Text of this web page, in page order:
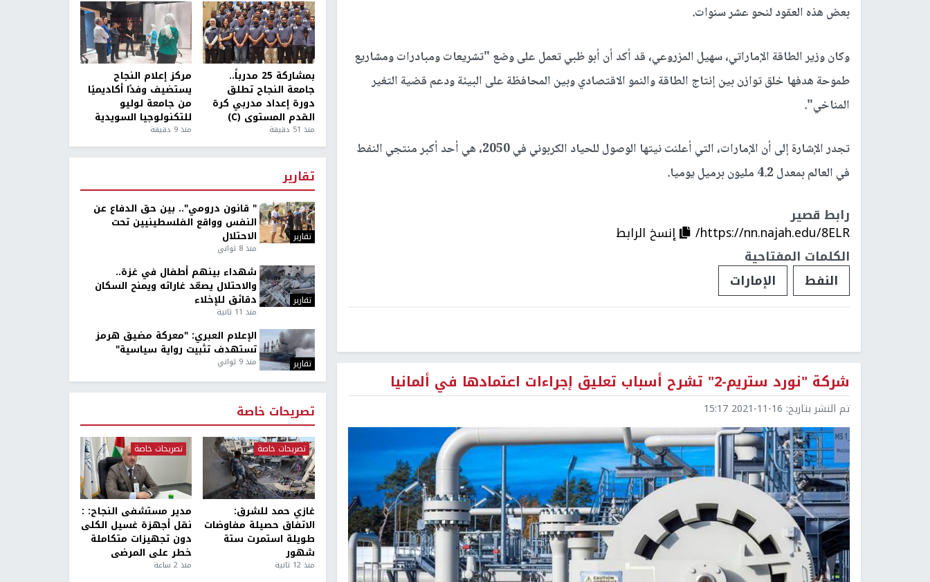
بعض هذه العقود لنحو عشر سنوات.
وكان وزير الطاقة الإماراتي، سهيل المزروعي، قد أكد أن أبو ظبي تعمل على وضع "تشريعات ومبادرات ومشاريع
طموحة هدفها خلق توازن بين إنتاج الطاقة والنمو الاقتصادي وبين المحافظة على البيئة ودعم قضية التغير
المناخي".
تجدر الإشارة إلى أن الإمارات، التي أعلنت نيتها الوصول للحياد الكربوني في 2050، هي أحد أكبر منتجي النفط
في العالم بمعدل 4.2 مليون برميل يوميا.
رابط قصير
https://nn.najah.edu/8ELR/
إنسخ الرابط
الكلمات المفتاحية
النفط
الإمارات
شركة "نورد ستريم-2" تشرح أسباب تعليق إجراءات اعتمادها في ألمانيا
تم النشر بتاريخ: 2021-11-16 15:17
بمشاركة 25 مدرباً..
جامعة النجاح تطلق
دورة إعداد مدربي كرة
القدم المستوى (C)
منذ 51 دقيقة
مركز إعلام النجاح
يستضيف وفدًا أكاديميًا
من جامعة لوليو
للتكنولوجيا السويدية
منذ 9 دقيقة
تقارير
تقارير
" قانون درومي".. بين حق الدفاع عن
النفس وواقع الفلسطينيين تحت
الاحتلال
منذ 8 ثواني
تقارير
شهداء بينهم أطفال في غزة..
والاحتلال يصعّد غاراته ويمنح السكان
دقائق للإخلاء
منذ 11 ثانية
تقارير
الإعلام العبري: "معركة مضيق هرمز
تستهدف تثبيت رواية سياسية"
منذ 9 ثواني
تصريحات خاصة
تصريحات خاصة
غازي حمد للشرق:
الاتفاق حصيلة مفاوضات
طويلة استمرت ستة
شهور
منذ 12 ثانية
تصريحات خاصة
مدير مستشفى النجاح: :
نقل أجهزة غسيل الكلى
دون تجهيزات متكاملة
خطر على المرضى
منذ 2 ساعة